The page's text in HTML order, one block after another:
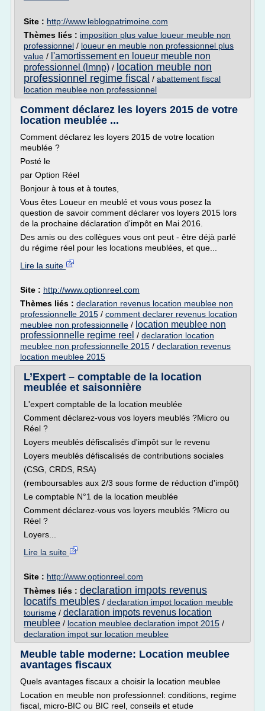
Site : http://www.leblogpatrimoine.com
Thèmes liés : imposition plus value loueur meuble non
professionnel / loueur en meuble non professionnel plus
value / l'amortissement en loueur meuble non
professionnel (lmnp) / location meuble non
professionnel regime fiscal / abattement fiscal
location meublee non professionnel
Comment déclarez les loyers 2015 de votre
location meublée ...
Comment déclarez les loyers 2015 de votre location
meublée ?
Posté le
par Option Réel
Bonjour à tous et à toutes,
Vous êtes Loueur en meublé et vous vous posez la
question de savoir comment déclarer vos loyers 2015 lors
de la prochaine déclaration d'impôt en Mai 2016.
Des amis ou des collègues vous ont peut - être déjà parlé
du régime réel pour les locations meublées, et que...
Lire la suite
Site : http://www.optionreel.com
Thèmes liés : declaration revenus location meublee non
professionnelle 2015 / comment declarer revenus location
meublee non professionnelle / location meublee non
professionnelle regime reel / declaration location
meublee non professionnelle 2015 / declaration revenus
location meublee 2015
L’Expert – comptable de la location
meublée et saisonnière
L'expert comptable de la location meublée
Comment déclarez-vous vos loyers meublés ?Micro ou
Réel ?
Loyers meublés défiscalisés d'impôt sur le revenu
Loyers meublés défiscalisés de contributions sociales
(CSG, CRDS, RSA)
(remboursables aux 2/3 sous forme de réduction d'impôt)
Le comptable N°1 de la location meublée
Comment déclarez-vous vos loyers meublés ?Micro ou
Réel ?
Loyers...
Lire la suite
Site : http://www.optionreel.com
Thèmes liés : declaration impots revenus
locatifs meubles / declaration impot location meuble
tourisme / declaration impots revenus location
meublee / location meublee declaration impot 2015 /
declaration impot sur location meublee
Meuble table moderne: Location meublee
avantages fiscaux
Quels avantages fiscaux a choisir la location meublee
Location en meuble non professionnel: conditions, regime
fiscal, micro-BIC ou BIC reel, conseils et etude